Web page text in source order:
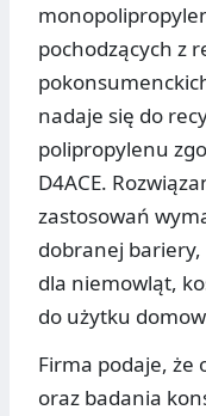
pochodzących z
nadaje się do
polipropylenu
D4ACE.
zastosowań
dobranej
dla niemowląt,
do użytku
Firma podaje, że
oraz badania